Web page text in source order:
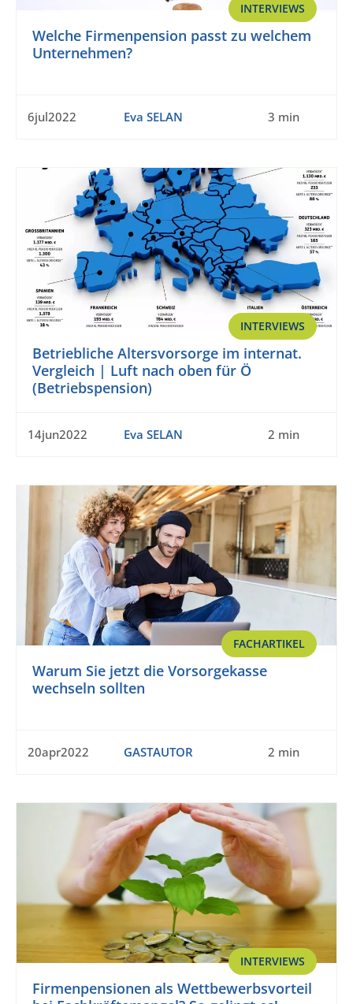
INTERVIEWS
Welche Firmenpension passt zu welchem
Unternehmen?
6jul2022 Eva SELAN 3 min
INTERVIEWS
Betriebliche Altersvorsorge im internat.
Vergleich | Luft nach oben für Ö
(Betriebspension)
14jun2022 Eva SELAN 2 min
FACHARTIKEL
Warum Sie jetzt die Vorsorgekasse
wechseln sollten
20apr2022 GASTAUTOR 2 min
INTERVIEWS
Firmenpensionen als Wettbewerbsvorteil